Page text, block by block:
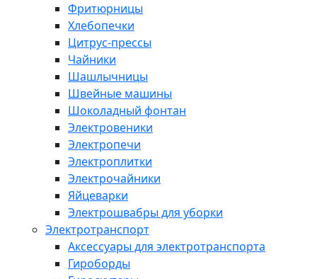
Фритюрницы
Хлебопечки
Цитрус-прессы
Чайники
Шашлычницы
Швейные машины
Шоколадный фонтан
Электровеники
Электропечи
Электроплитки
Электрочайники
Яйцеварки
Электрошвабры для уборки
Электротранспорт
Аксессуары для электротранспорта
Гироборды